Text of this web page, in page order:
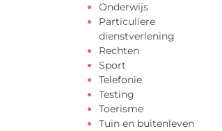
Onderwijs
Particuliere
dienstverlening
Rechten
Sport
Telefonie
Testing
Toerisme
Tuin en buitenleven